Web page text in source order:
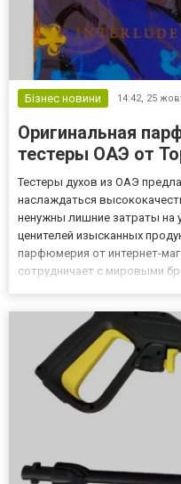
Бізнес новини 14:42, 25
Оригинальная
тестеры ОАЭ от
Тестеры духов из ОАЭ
наслаждаться
ненужны лишние затраты на
ценителей изысканных
парфюмерия от интернет-
сотрудничает с мировыми
из ОАЭ по сни...